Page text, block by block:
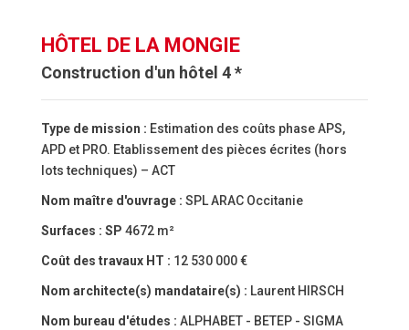
HÔTEL DE LA MONGIE
Construction d'un hôtel 4 *
Type de mission : Estimation des coûts phase APS,
APD et PRO. Etablissement des pièces écrites (hors
lots techniques) – ACT
Nom maître d'ouvrage : SPL ARAC Occitanie
Surfaces : SP 4672 m²
Coût des travaux HT : 12 530 000 €
Nom architecte(s) mandataire(s) : Laurent HIRSCH
Nom bureau d'études : ALPHABET - BETEP - SIGMA